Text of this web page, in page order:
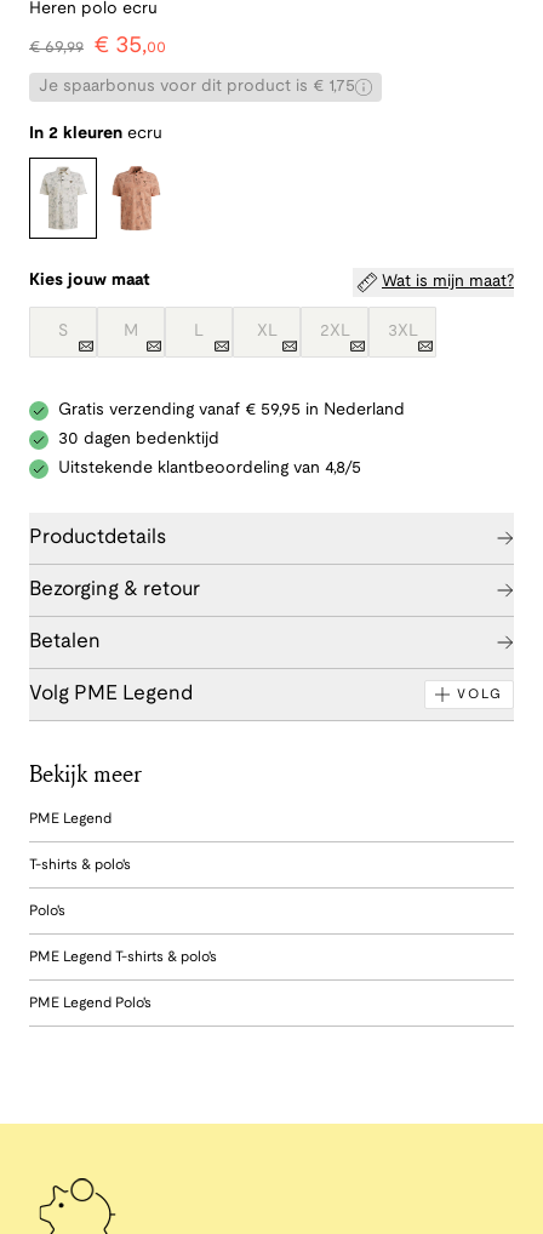
Heren polo ecru
€69,99 € 35,00
Je spaarbonus voor dit product is € 1,75
In 2 kleuren ecru
Kies jouw maat Wat is mijn maat?
S M L XL 2XL 3XL
Gratis verzending vanaf € 59,95 in Nederland
30 dagen bedenktijd
Uitstekende klantbeoordeling van 4,8/5
Productdetails
Bezorging & retour
Betalen
Volg PME Legend VOLG
Bekijk meer
PME Legend
T-shirts & polo's
Polo's
PME Legend T-shirts & polo's
PME Legend Polo's